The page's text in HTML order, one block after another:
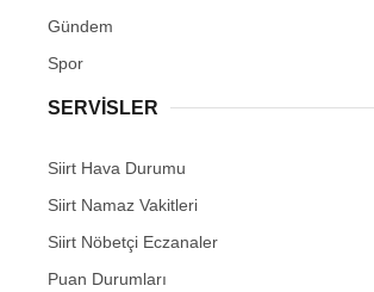
Gündem
Spor
SERVİSLER
Siirt Hava Durumu
Siirt Namaz Vakitleri
Siirt Nöbetçi Eczanaler
Puan Durumları